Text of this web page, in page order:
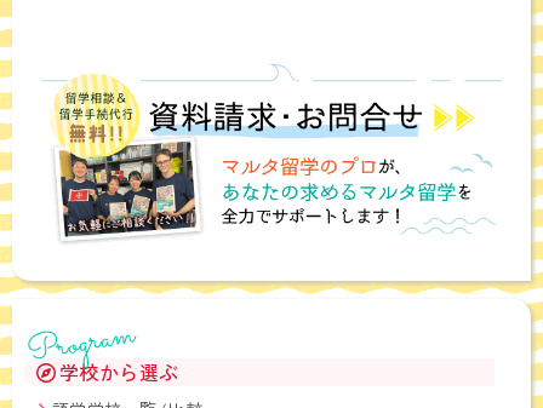
Program
学校から選ぶ